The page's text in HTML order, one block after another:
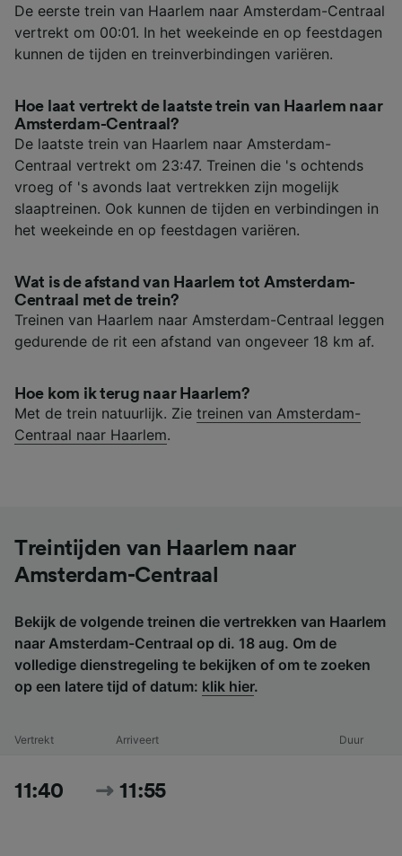
De eerste trein van Haarlem naar Amsterdam-Centraal
vertrekt om 00:01. In het weekeinde en op feestdagen
kunnen de tijden en treinverbindingen variëren.
Hoe laat vertrekt de laatste trein van Haarlem naar
Amsterdam-Centraal?
De laatste trein van Haarlem naar Amsterdam-
Centraal vertrekt om 23:47. Treinen die 's ochtends
vroeg of 's avonds laat vertrekken zijn mogelijk
slaaptreinen. Ook kunnen de tijden en verbindingen in
het weekeinde en op feestdagen variëren.
Wat is de afstand van Haarlem tot Amsterdam-
Centraal met de trein?
Treinen van Haarlem naar Amsterdam-Centraal leggen
gedurende de rit een afstand van ongeveer 18 km af.
Hoe kom ik terug naar Haarlem?
Met de trein natuurlijk. Zie treinen van Amsterdam-
Centraal naar Haarlem.
Treintijden van Haarlem naar
Amsterdam-Centraal
Bekijk de volgende treinen die vertrekken van Haarlem
naar Amsterdam-Centraal op di. 18 aug. Om de
volledige dienstregeling te bekijken of om te zoeken
op een latere tijd of datum: klik hier.
Vertrekt Arriveert Duur
11:40 11:55